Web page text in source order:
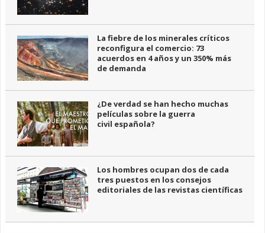
La fiebre de los minerales críticos
reconfigura el comercio: 73
acuerdos en 4 años y un 350% más
de demanda
¿De verdad se han hecho muchas
películas sobre la guerra
civil española?
Los hombres ocupan dos de cada
tres puestos en los consejos
editoriales de las revistas científicas